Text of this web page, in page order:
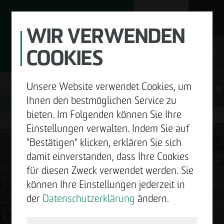
UNTERNEHMEN
ENTWICKELN
BAUEN
DE
GUTE
NACHRICHTEN.
WIR VERWENDEN
COOKIES
Unsere Website verwendet Cookies, um
Ihnen den bestmöglichen Service zu
bieten. Im Folgenden können Sie Ihre
Einstellungen verwalten. Indem Sie auf
"Bestätigen" klicken, erklären Sie sich
damit einverstanden, dass Ihre Cookies
für diesen Zweck verwendet werden. Sie
können Ihre Einstellungen jederzeit in
der Datenschutzerklärung ändern.